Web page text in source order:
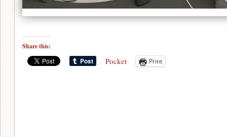
Share this:
Pocket Print